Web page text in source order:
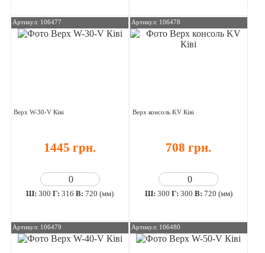
Артикул: 106477
Верх W-30-V Ківі
1445 грн.
Ш:300 Г:316 В:720 (мм)
Артикул: 106478
Верх консоль KV Ківі
708 грн.
Ш: 300 Г: 300 В: 720 (мм)
Артикул: 106479 Артикул: 106480